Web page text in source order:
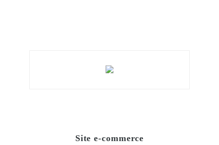
Site e-commerce